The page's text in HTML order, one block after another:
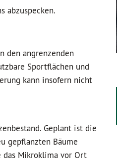
abzuspecken.
den angrenzenden
Sportflächen und
kann insofern nicht
Geplant ist die
gepflanzten Bäume
das Mikroklima vor Ort